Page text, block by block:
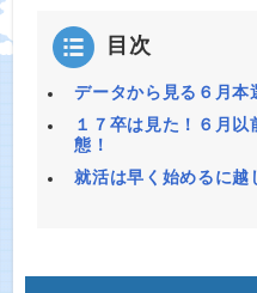
目次
データから見る６月本
１７卒は見た！６月
態！
就活は早く始めるに越